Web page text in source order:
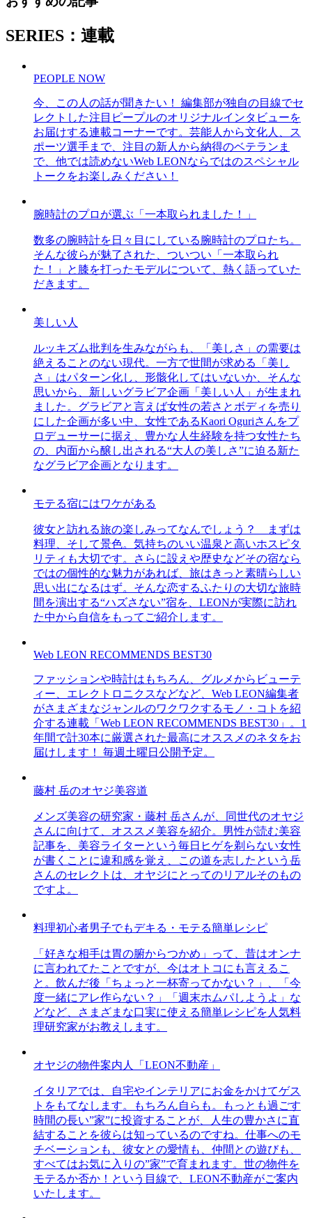
SERIES：連載
PEOPLE NOW
今、この人の話が聞きたい！ 編集部が独自の目線でセ
レクトした注目ピープルのオリジナルインタビューを
お届けする連載コーナーです。芸能人から文化人、ス
ポーツ選手まで、注目の新人から納得のベテランま
で、他では読めないWeb LEONならではのスペシャル
トークをお楽しみください！
腕時計のプロが選ぶ「一本取られました！」
数多の腕時計を日々目にしている腕時計のプロたち。
そんな彼らが魅了された、ついつい「一本取られ
た！」と膝を打ったモデルについて、熱く語っていた
だきます。
美しい人
ルッキズム批判を生みながらも、「美しさ」の需要は
絶えることのない現代。一方で世間が求める「美し
さ」はパターン化し、形骸化してはいないか、そんな
思いから、新しいグラビア企画「美しい人」が生まれ
ました。グラビアと言えば女性の若さとボディを売り
にした企画が多い中、女性であるKaori Oguriさんをプ
ロデューサーに据え、豊かな人生経験を持つ女性たち
の、内面から醸し出される“大人の美しさ”に迫る新た
なグラビア企画となります。
モテる宿にはワケがある
彼女と訪れる旅の楽しみってなんでしょう？ まずは
料理、そして景色。気持ちのいい温泉と高いホスピタ
リティも大切です。さらに設えや歴史などその宿なら
ではの個性的な魅力があれば、旅はきっと素晴らしい
思い出になるはず。そんな恋するふたりの大切な旅時
間を演出する“ハズさない”宿を、LEONが実際に訪れ
た中から自信をもってご紹介します。
Web LEON RECOMMENDS BEST30
ファッションや時計はもちろん、グルメからビューテ
ィー、エレクトロニクスなどなど、Web LEON編集者
がさまざまなジャンルのワクワクするモノ・コトを紹
介する連載「Web LEON RECOMMENDS BEST30」。1
年間で計30本に厳選された最高にオススメのネタをお
届けします！ 毎週土曜日公開予定。
藤村 岳のオヤジ美容道
メンズ美容の研究家・藤村 岳さんが、同世代のオヤジ
さんに向けて、オススメ美容を紹介。男性が読む美容
記事を、美容ライターという毎日ヒゲを剃らない女性
が書くことに違和感を覚え、この道を志したという岳
さんのセレクトは、オヤジにとってのリアルそのもの
ですよ。
料理初心者男子でもデキる・モテる簡単レシピ
「好きな相手は胃の腑からつかめ」って、昔はオンナ
に言われてたことですが、今はオトコにも言えるこ
と。飲んだ後「ちょっと一杯寄ってかない？」、「今
度一緒にアレ作らない？」「週末ホムパしようよ」な
どなど、さまざまな口実に使える簡単レシピを人気料
理研究家がお教えします。
オヤジの物件案内人「LEON不動産」
イタリアでは、自宅やインテリアにお金をかけてゲス
トをもてなします。もちろん自らも。もっとも過ごす
時間の長い”家”に投資することが、人生の豊かさに直
結することを彼らは知っているのですね。仕事へのモ
チベーションも、彼女との愛情も、仲間との遊びも、
すべてはお気に入りの”家”で育まれます。世の物件を
モテるか否か！という目線で、LEON不動産がご案内
いたします。